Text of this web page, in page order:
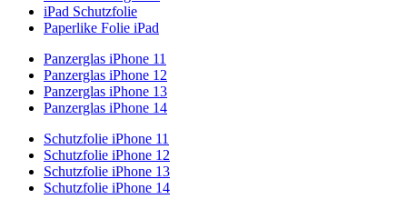
iPad Schutzfolie
Paperlike Folie iPad
Panzerglas iPhone 11
Panzerglas iPhone 12
Panzerglas iPhone 13
Panzerglas iPhone 14
Schutzfolie iPhone 11
Schutzfolie iPhone 12
Schutzfolie iPhone 13
Schutzfolie iPhone 14